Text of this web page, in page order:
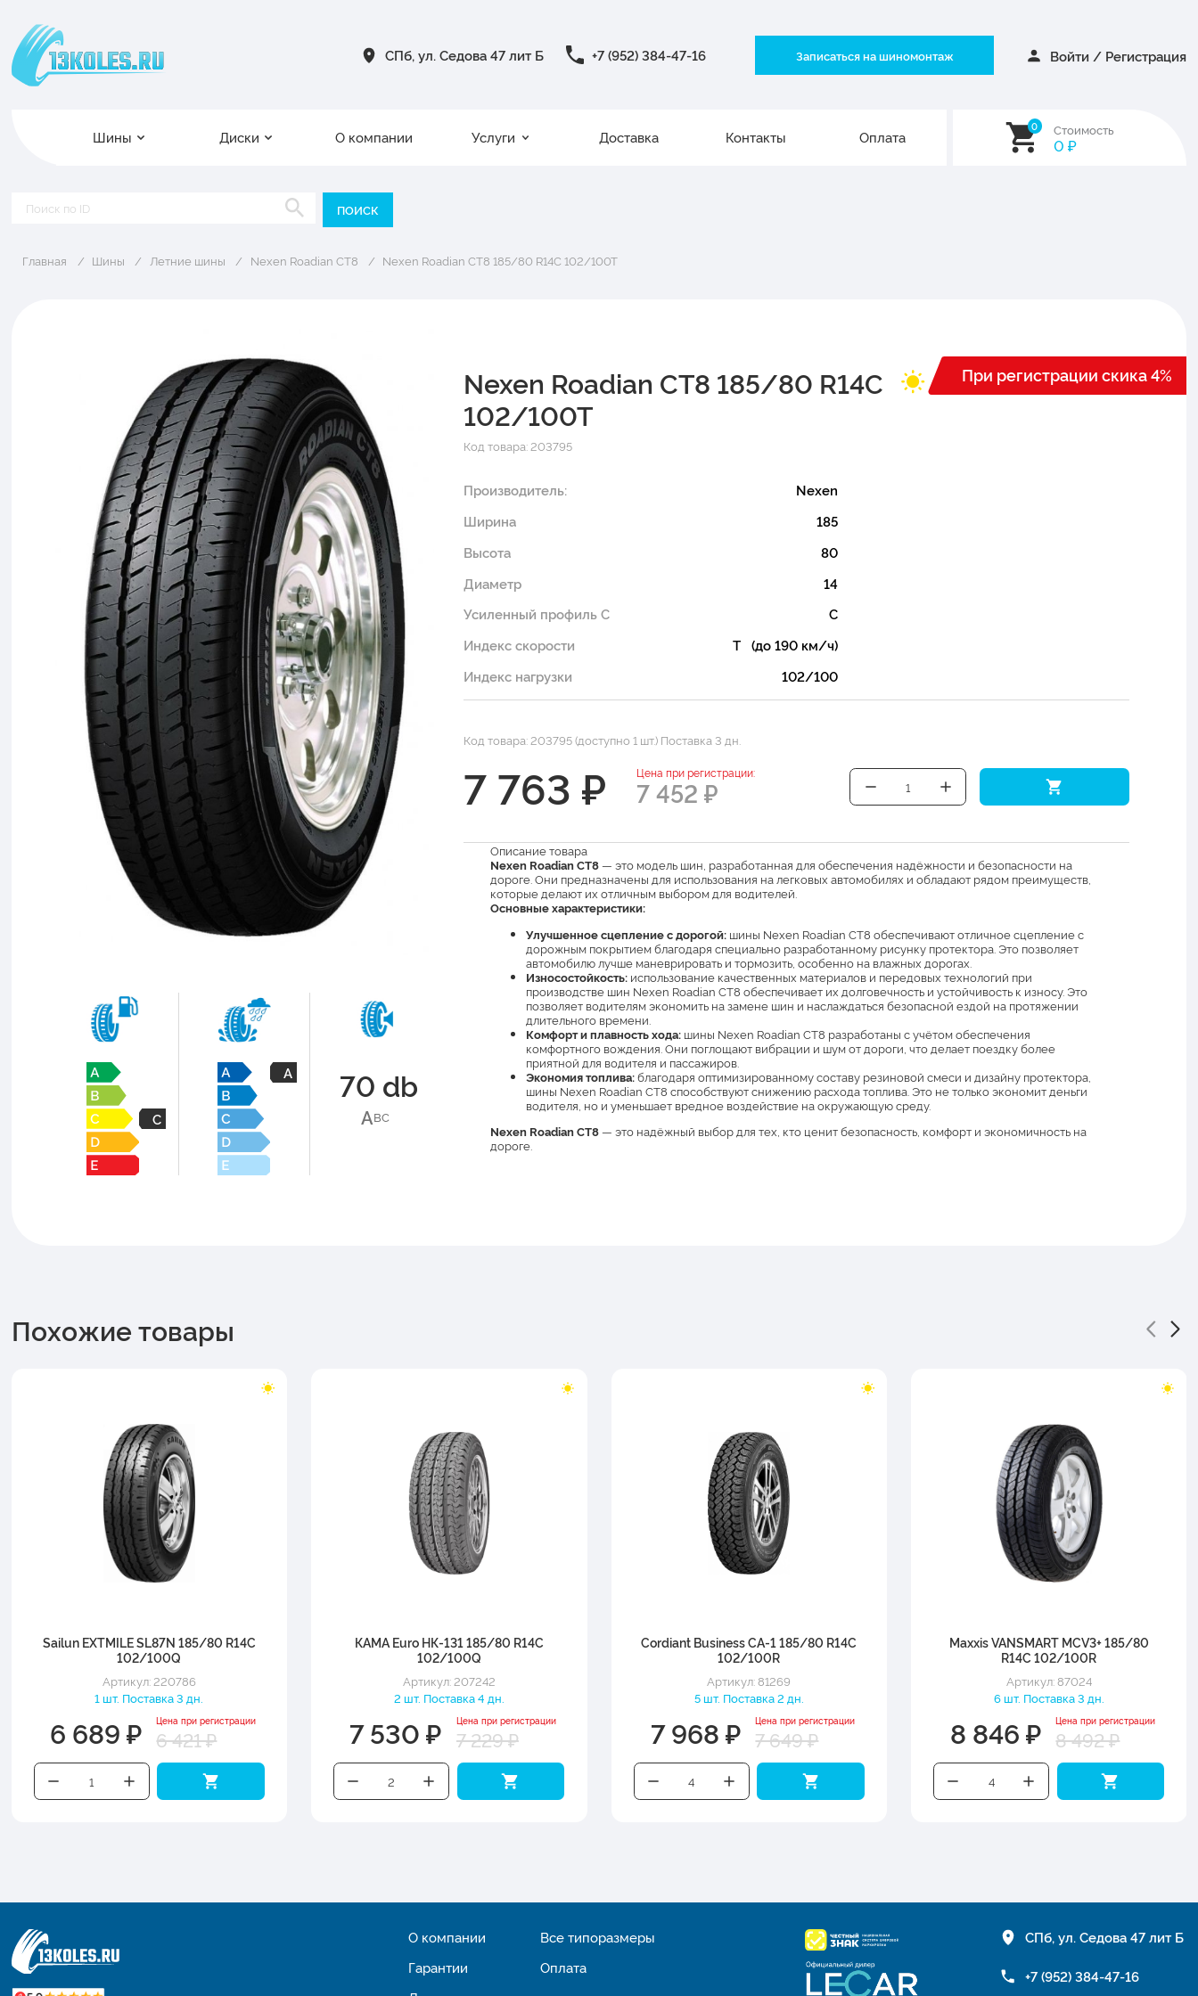
СПб, ул. Седова 47 лит Б +7 (952) 384-47-16 Записаться на шиномонтаж Войти / Регистрация
Шины Диски О компании Услуги Доставка Контакты Оплата
0 Стоимость
0 ₽
Главная Шины Летние шины Nexen Roadian CT8 Nexen Roadian CT8 185/80 R14C 102/100T
C
A 70 db
ABC
Nexen Roadian CT8 185/80 R14C
102/100T
Код товара: 203795
Производитель:
Nexen
Ширина
185
Высота
80
Диаметр
14
Усиленный профиль C
C
Индекс скорости
T (до 190 км/ч)
Индекс нагрузки
102/100
Код товара: 203795 (доступно 1 шт.) Поставка 3 дн.
7 763 ₽ Цена при регистрации:
7 452 ₽
Описание товара
Nexen Roadian CT8— это модель шин, разработанная для обеспечения надёжности и безопасности на
дороге. Они предназначены для использования на легковых автомобилях и обладают рядом преимуществ,
которые делают их отличным выбором для водителей.
Основные характеристики:
Улучшенное сцепление с дорогой: шины Nexen Roadian CT8 обеспечивают отличное сцепление с
дорожным покрытием благодаря специально разработанному рисунку протектора. Это позволяет
автомобилю лучше маневрировать и тормозить, особенно на влажных дорогах.
Износостойкость: использование качественных материалов и передовых технологий при
производстве шин Nexen Roadian CT8 обеспечивает их долговечность и устойчивость к износу. Это
позволяет водителям экономить на замене шин и наслаждаться безопасной ездой на протяжении
длительного времени.
Комфорт и плавность хода: шины Nexen Roadian CT8 разработаны с учётом обеспечения
комфортного вождения. Они поглощают вибрации и шум от дороги, что делает поездку более
приятной для водителя и пассажиров.
Экономия топлива:благодаря оптимизированному составу резиновой смеси и дизайну протектора,
шины Nexen Roadian CT8 способствуют снижению расхода топлива. Это не только экономит деньги
водителя, но и уменьшает вредное воздействие на окружающую среду.
Nexen Roadian CT8— это надёжный выбор для тех, кто ценит безопасность, комфорт и экономичность на
дороге.
При регистрации скика 4%
Похожие товары
Sailun EXTMILE SL87N 185/80 R14C
102/100Q
Артикул: 220786
1 шт. Поставка 3 дн.
6 689 ₽ Цена при регистрации
6 421 ₽
КАМА Euro НК-131 185/80 R14C
102/100Q
Артикул: 207242
2 шт. Поставка 4 дн.
7 530 ₽ Цена при регистрации
7 229 ₽
Cordiant Business CA-1 185/80 R14C
102/100R
Артикул: 81269
5 шт. Поставка 2 дн.
7 968 ₽ Цена при регистрации
7 649 ₽
Maxxis VANSMART MCV3+ 185/80
R14C 102/100R
Артикул: 87024
6 шт. Поставка 3 дн.
8 846 ₽ Цена при регистрации
8 492 ₽
О компании
Гарантии
Все типоразмеры
Оплата
СПб, ул. Седова 47 лит Б
+7 (952) 384-47-16